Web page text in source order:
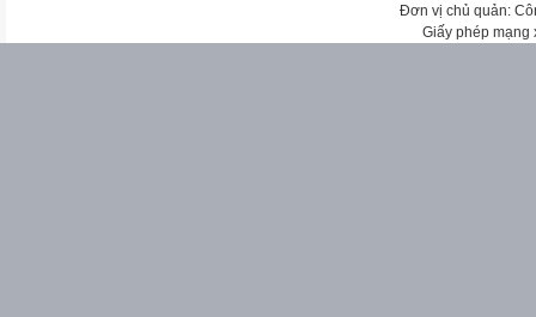
Đơn vị chủ quản:
Giấy phép mạng